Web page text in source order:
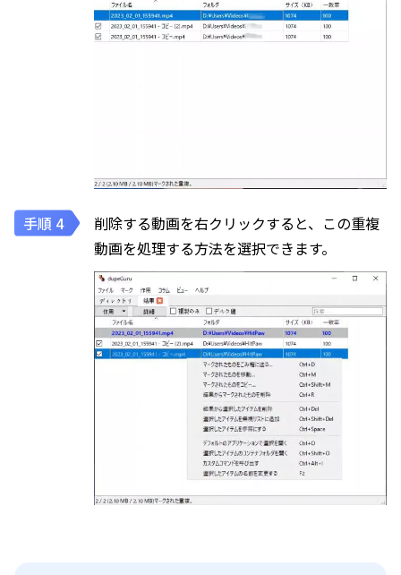
削除する動画を右クリックすると、この重複
動画を処理する方法を選択できます。